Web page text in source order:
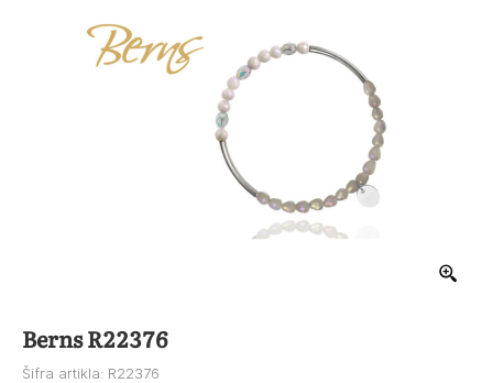
Berns R22376
Šifra artikla: R22376